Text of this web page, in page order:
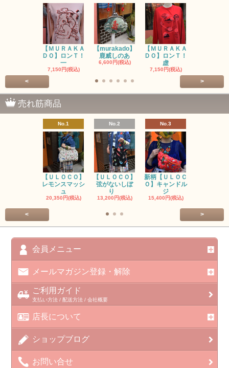
【ＭＵＲＡＫＡ
ＤＯ】ロンＴ！
一
7,150円(税込)
【murakado】
鹿威しのあ
6,600円(税込)
【ＭＵＲＡＫＡ
ＤＯ】ロンＴ！
虚
7,150円(税込)
< >
売れ筋商品
No.1
【ＵＬＯＣＯ】
レモンスマッシ
ュ
20,350円(税込)
No.2
【ＵＬＯＣＯ】
弦がないしぼ
り
13,200円(税込)
No.3
新柄【ＵＬＯＣ
Ｏ】キャンドル
ジ
15,400円(税込)
< >
会員メニュー
メールマガジン登録・解除
ご利用ガイド
支払い方法 / 配送方法 / 会社概要
店長について
ショップブログ
お問い合せ